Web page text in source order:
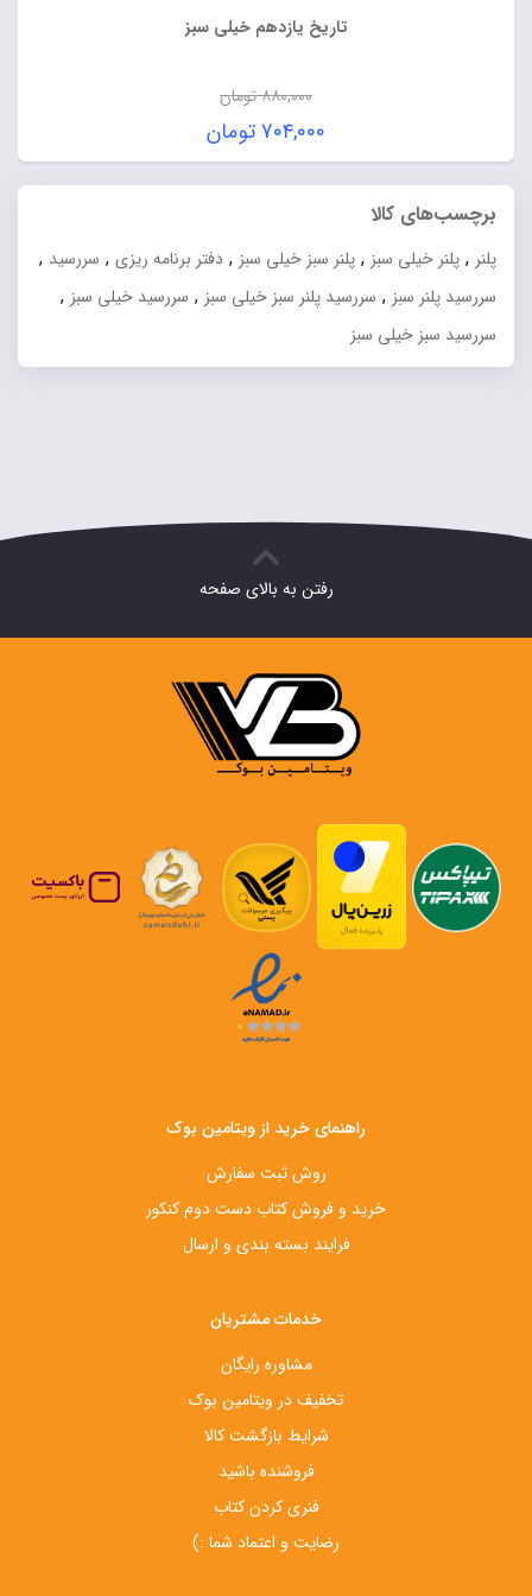
تاریخ یازدهم خیلی سبز
۸۸۰,۰۰۰تومان
قیمت
اصلی:
۸۸۰,۰۰۰ تومان
۷۰۴,۰۰۰تومان
قیمت
فعلی:
برچسب‌های کالا
پلنر , پلنر خیلی سبز , پلنر سبز خیلی سبز , دفتر برنامه ریزی , سررسید ,
سررسید پلنر سبز , سررسید پلنر سبز خیلی سبز , سررسید خیلی سبز ,
سررسید سبز خیلی سبز
رفتن به بالای صفحه
راهنمای خرید از ویتامین بوک
روش ثبت سفارش
خرید و فروش کتاب دست‌ دوم کنکور
فرایند بسته بندی و ارسال
خدمات مشتریان
مشاوره رایگان
تخفیف در ویتامین بوک
شرایط بازگشت کالا
فروشنده باشید
فنری کردن کتاب
رضایت و اعتماد شما :)